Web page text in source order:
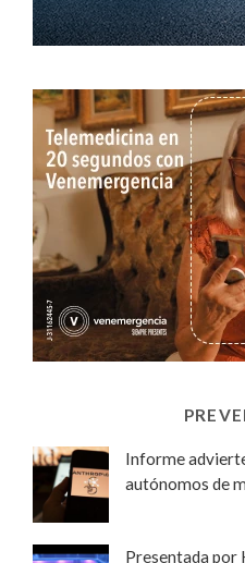
Informe
autónomos de
Presentada por